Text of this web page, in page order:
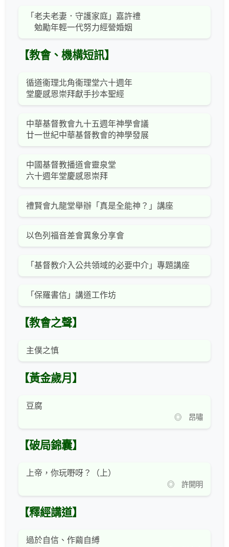
「老夫老妻．守護家庭」嘉許禮
勉勵年輕一代努力經營婚姻
【教會、機構短訊】
循道衞理北角衞理堂六十週年
堂慶感恩崇拜獻手抄本聖經
中華基督教會九十五週年神學會議
廿一世紀中華基督教會的神學發展
中國基督教播道會靈泉堂
六十週年堂慶感恩崇拜
禮賢會九龍堂舉辦「真是全能神？」講座
以色列福音差會異象分享會
「基督教介入公共領域的必要中介」專題講座
「保羅書信」講道工作坊
【教會之聲】
主僕之慎
【黃金歲月】
豆腐
◎ 昂嘯
【破局錦囊】
上帝，你玩嘢呀？（上）
◎ 許開明
【釋經講道】
過於自信、作繭自縛